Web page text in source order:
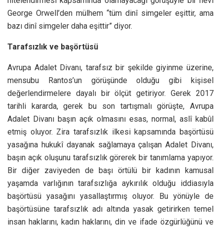
George Orwell’den mülhem “tüm dinî simgeler eşittir, ama
bazı dinî simgeler daha eşittir” diyor.
Tarafsızlık ve başörtüsü
Avrupa Adalet Divanı, tarafsız bir şekilde giyinme üzerine,
mensubu Rantos’un görüşünde olduğu gibi kişisel
değerlendirmelere dayalı bir ölçüt getiriyor. Gerek 2017
tarihli kararda, gerek bu son tartışmalı görüşte, Avrupa
Adalet Divanı başın açık olmasını esas, normal, aslî kabûl
etmiş oluyor. Zira tarafsızlık ilkesi kapsamında başörtüsü
yasağına hukukî dayanak sağlamaya çalışan Adalet Divanı,
başın açık oluşunu tarafsızlık görerek bir tanımlama yapıyor.
Bir diğer zaviyeden de başı örtülü bir kadının kamusal
yaşamda varlığının tarafsızlığa aykırılık olduğu iddiasıyla
başörtüsü yasağını yasallaştırmış oluyor. Bu yönüyle de
başörtüsüne tarafsızlık adı altında yasak getirirken temel
insan haklarını, kadın haklarını, din ve ifade özgürlüğünü ve